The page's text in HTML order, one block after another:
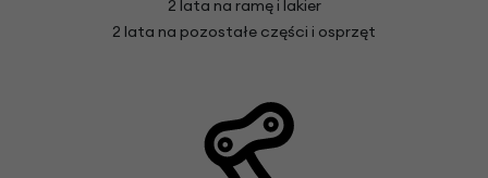
2 lata na ramę i lakier
2 lata na pozostałe części i osprzęt